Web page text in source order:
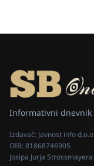
Informativni dnevnik
Izdavač: Javnost info
OIB:81868746905
Josipa Jurja